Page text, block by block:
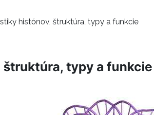
histónov, štruktúra, typy a funkcie
typy a funkcie